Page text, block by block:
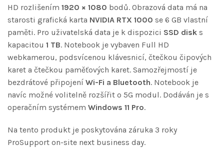
HD rozlišením 1920 × 1080 bodů. Obrazová data má na
starosti grafická karta NVIDIA RTX 1000 se 6 GB vlastní
paměti. Pro uživatelská data je k dispozici SSD disk s
kapacitou 1 TB. Notebook je vybaven Full HD
webkamerou, podsvícenou klávesnicí, čtečkou čipových
karet a čtečkou paměťových karet. Samozřejmostí je
bezdrátové připojení Wi-Fi a Bluetooth. Notebook je
navíc možné volitelně rozšířit o 5G modul. Dodáván je s
operačním systémem Windows 11 Pro.
Na tento produkt je poskytována záruka 3 roky
ProSupport on-site next business day.